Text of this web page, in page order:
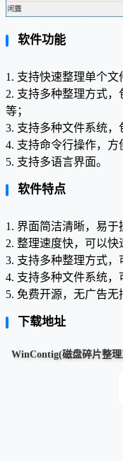
软件功能
1. 支持快速整理单个文
2. 支持多种整理方式
等；
3. 支持多种文件系统，
4. 支持命令行操作，方
5. 支持多语言界面。
软件特点
1. 界面简洁清晰，易于
2. 整理速度快，可以快
3. 支持多种整理方式，
4. 支持多种文件系统，
5. 免费开源，无广告无
下载地址
WinContig(磁盘碎片整